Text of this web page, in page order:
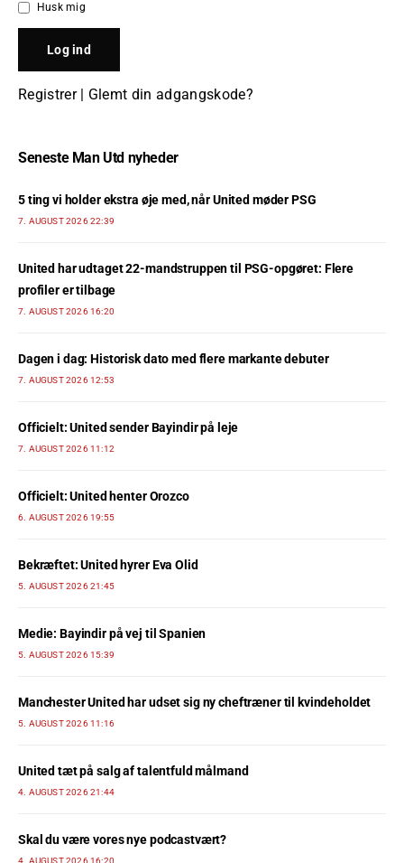
Husk mig
Registrer| Glemt din adgangskode?
Seneste Man Utd nyheder
5 ting vi holder ekstra øje med, når United møder PSG
7. AUGUST 2026 22:39
United har udtaget 22-mandstruppen til PSG-opgøret: Flere
profiler er tilbage
7. AUGUST 2026 16:20
Dagen i dag: Historisk dato med flere markante debuter
7. AUGUST 2026 12:53
Officielt: United sender Bayindir på leje
7. AUGUST 2026 11:12
Officielt: United henter Orozco
6. AUGUST 2026 19:55
Bekræftet: United hyrer Eva Olid
5. AUGUST 2026 21:45
Medie: Bayindir på vej til Spanien
5. AUGUST 2026 15:39
Manchester United har udset sig ny cheftræner til kvindeholdet
5. AUGUST 2026 11:16
United tæt på salg af talentfuld målmand
4. AUGUST 2026 21:44
Skal du være vores nye podcastvært?
4. AUGUST 2026 16:20